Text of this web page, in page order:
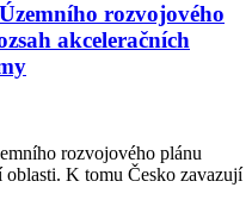
rozvojového
akceleračních
rozvojového plánu
oblasti. K tomu Česko zavazují